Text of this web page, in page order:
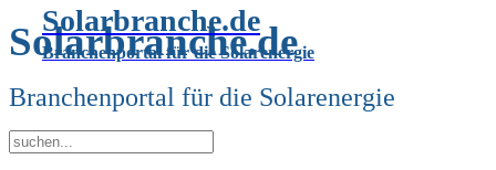
Solarbranche.de
Branchenportal für die Solarenergie
Solarbranche.de
Branchenportal für die Solarenergie